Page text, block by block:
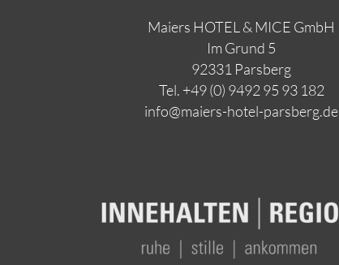
Maiers HOTEL & MICE GmbH
Im Grund 5
92331 Parsberg
Tel. +49 (0) 9492 95 93 182
info@maiers-hotel-parsberg.de